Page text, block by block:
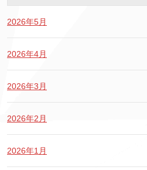
2026年5月
2026年4月
2026年3月
2026年2月
2026年1月